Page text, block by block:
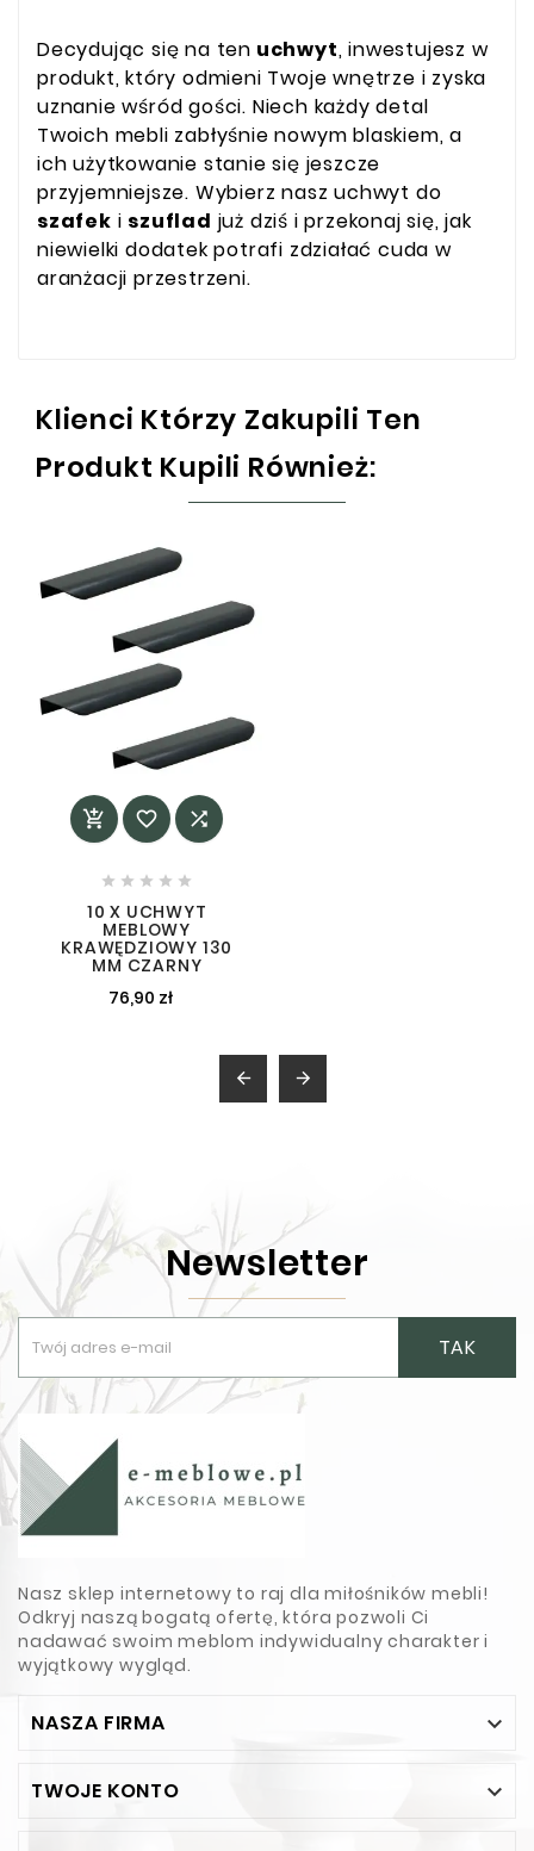
Decydując się na ten uchwyt, inwestujesz w
produkt, który odmieni Twoje wnętrze i zyska
uznanie wśród gości. Niech każdy detal
Twoich mebli zabłyśnie nowym blaskiem, a
ich użytkowanie stanie się jeszcze
przyjemniejsze. Wybierz nasz uchwyt do
szafek i szuflad już dziś i przekonaj się, jak
niewielki dodatek potrafi zdziałać cuda w
aranżacji przestrzeni.
Klienci Którzy Zakupili Ten
Produkt Kupili Również:
  
    
10 X UCHWYT
MEBLOWY
KRAWĘDZIOWY 130
MM CZARNY
76,90 zł
 
Newsletter
TAK
Nasz sklep internetowy to raj dla miłośników mebli!
Odkryj naszą bogatą ofertę, która pozwoli Ci
nadawać swoim meblom indywidualny charakter i
wyjątkowy wygląd.
NASZA FIRMA 
TWOJE KONTO 